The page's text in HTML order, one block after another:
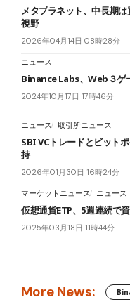
メタプラネット、中長期
視野
2026年04月14日 08時28分
ニュース
Binance Labs、Web３ゲ
2024年10月17日 17時46分
ニュース 取引所ニュース
SBI VCトレードとビット
持
2026年01月30日 16時24分
マーケットニュース ニュース
仮想通貨ETP、5週連続で
2025年03月18日 11時44分
More News: